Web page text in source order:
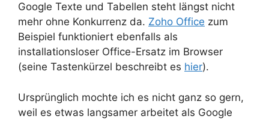
Google Texte und Tabellen steht längst nicht
mehr ohne Konkurrenz da. Zoho Office zum
Beispiel funktioniert ebenfalls als
installationsloser Office-Ersatz im Browser
(seine Tastenkürzel beschreibt es hier).
Ursprünglich mochte ich es nicht ganz so gern,
weil es etwas langsamer arbeitet als Google